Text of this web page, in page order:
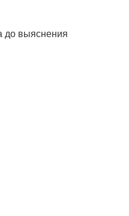
до выяснения